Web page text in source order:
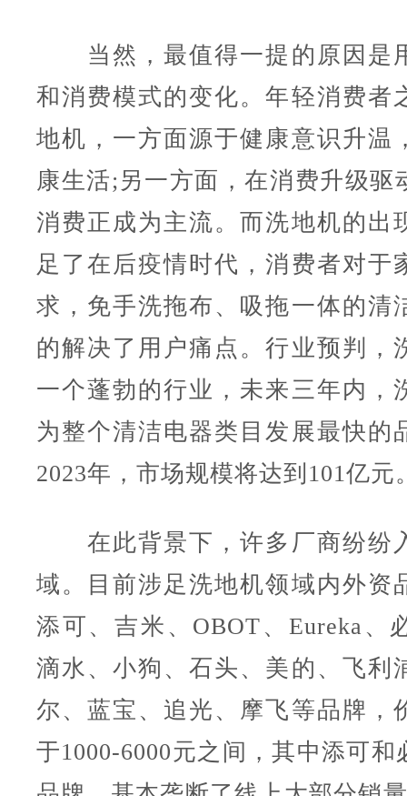
当然，最值得一提的原因是
和消费模式的变化。年轻消费者
地机，一方面源于健康意识升温
康生活;另一方面，在消费升级驱
消费正成为主流。而洗地机的出
足了在后疫情时代，消费者对于
求，免手洗拖布、吸拖一体的清
的解决了用户痛点。行业预判，
一个蓬勃的行业，未来三年内，
为整个清洁电器类目发展最快的
2023年，市场规模将达到101亿元
在此背景下，许多厂商纷纷
域。目前涉足洗地机领域内外资
添可、吉米、OBOT、Eureka、
滴水、小狗、石头、美的、飞利
尔、蓝宝、追光、摩飞等品牌，
于1000-6000元之间，其中添可和